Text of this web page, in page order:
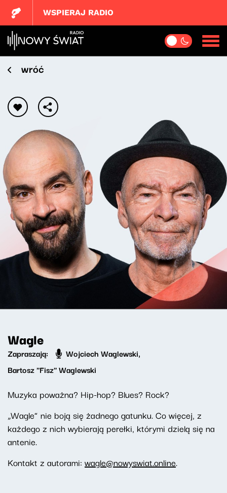
WSPIERAJ RADIO
wróć
Wagle
Zapraszają: Wojciech Waglewski,
Bartosz "Fisz" Waglewski
Muzyka poważna? Hip-hop? Blues? Rock?
„Wagle” nie boją się żadnego gatunku. Co więcej, z
każdego z nich wybierają perełki, którymi dzielą się na
antenie.
Kontakt z autorami: wagle@nowyswiat.online.